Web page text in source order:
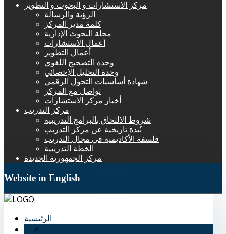
مركز الاستشارات و البحوث و التطوير
الرؤية والرسالة
كلمة مدير المركز
مجلة البحوث الإدارية
أعمال الاستشارات
أعمال التطوير
وحدة التصحيح اللغوي
وحدة التحليل الإحصائي
شهادة أساسيات التحول الرقمي
تواصل مع المركز
أخبار مركز الاستشارات
مركز التدريب
شروط الالتحاق بالبرامج التدريبية
نُبذة تاريخية عن مركز التدريب
فلسفة الأكاديمية في مجال التدريب
الخطة التدريبية
مركز الجمهورية الجديدة
Website in English
الرئيسية